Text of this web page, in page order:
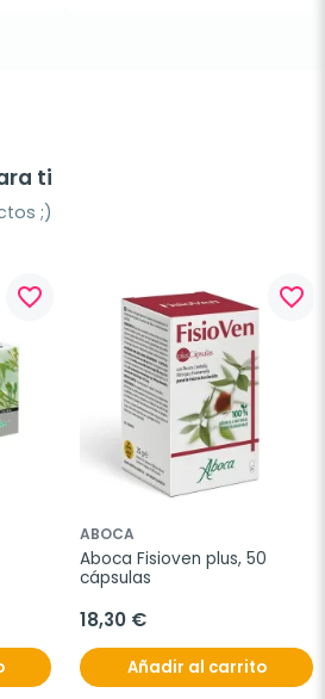
ti
;)
favorite_border favorite_border
ABOCA
Aboca Fisioven plus, 50
cápsulas
18,30 €
Añadir al carrito